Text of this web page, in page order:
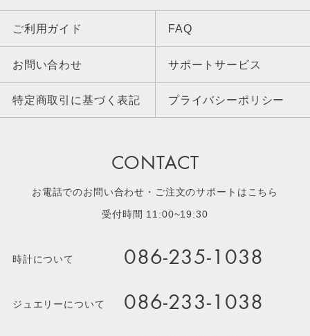
ご利用ガイド FAQ
お問い合わせ サポートサービス
特定商取引に基づく表記 プライバシーポリシー
CONTACT
お電話でのお問い合わせ・ご注文のサポートはこちら
受付時間 11:00~19:30
時計について 086-235-1038
ジュエリーについて 086-233-1038